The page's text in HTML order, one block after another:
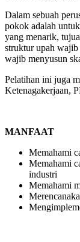
Dalam sebuah
pokok adalah
yang menarik,
struktur upah wajib
wajib menyusun
Pelatihan ini juga
Ketenagakerjaan,
MANFAAT
Memahami
Memahami
industri
Memahami